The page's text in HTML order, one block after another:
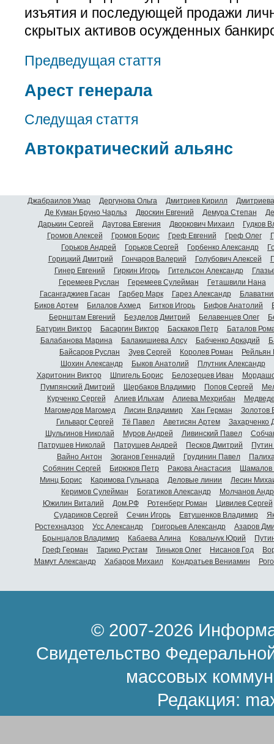
изъятия и последующей продажи
скрытых активов осужденных
Предведущая стаття
Арест генерала
Следущая стаття
Автократический альянс
Джабраилов Умар Дергунова Ольга Дмитриев Кирилл
Де Куман Бруно Чарльз
Двоскин Евгений Демура Степан
Дарькин Сергей
Даутова Евгения Дворкович Михаил
Гудков
Громов Алексей
Громов Борис Греф Евгений Греф Олег
Горьков Андрей
Горьков Сергей Горбенко Александр
Горицкий Дмитрий
Гончаров Валерий Голубович Алексей
Гинер Евгений
Гиркин Игорь Гительсон Александр
Геремеев Руслан
Геремеев Сулейман
Геташвили Нана
Гасангаджиев Гасан
Гарбер Марк Гарез Александр
Биков Артем
Билалов Ахмед Битков Игорь Бифов Анатолий
Бернштам Евгений
Безделов Дмитрий Белавенцев Олег
Батурин Виктор
Басаргин Виктор Баскаков Петр
Баталов
Балабанова Марина
Балакишиева Алсу Бабченко Аркадий
Байсаров Руслан
Зуев Сергей Королев Роман
Шохин Александр
Быков Анатолий Плутник Александр
Харитонин Виктор
Шпигель Борис Белозерцев Иван
Пумпянский Дмитрий
Щербаков Владимир Попов Сергей
Курченко Сергей
Алиев Ильхам Алиева Мехрибан
Магомедов Магомед
Лисин Владимир Хан Герман
Золотов
Гильварг Сергей
Тё Павел Аветисян Артем
Захарченко
Шульгинов Николай
Муров Андрей Ливинский Павел
Патрушев Николай
Патрушев Андрей Песков Дмитрий
Вайно Антон
Зюганов Геннадий Грудинин Павел
Собянин Сергей
Бирюков Петр Ракова Анастасия
Шамалов
Минц Борис
Каримова Гульнара Деловые линии
Лесин
Керимов Сулейман
Богатиков Александр
Молчанов
Южилин Виталий
Дом.РФ Ротенберг Роман
Цивилев Сергей
Судариков Сергей
Сечин Игорь Евтушенков Владимир
Ростехнадзор
Усс Александр Григорьев Александр
Азаров
Брынцалов Владимир
Кабаева Алина Ковальчук Юрий
Греф Герман
Тарико Рустам Тиньков Олег Нисанов Год
Мамут Александр
Хабаров Михаил Кондратьев Вениамин
© 2007-2026
Свидетельство
массовых
Редакция: